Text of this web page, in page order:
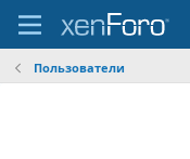
Пользователи